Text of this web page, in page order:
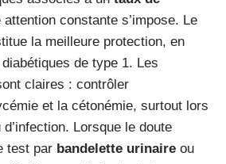
attention constante s’impose. Le
la meilleure protection, en
de type 1. Les
claires : contrôler
et la cétonémie, surtout lors
Lorsque le doute
test par bandelette urinaire ou